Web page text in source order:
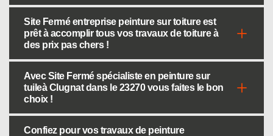
Site Fermé entreprise peinture sur toiture est
prêt à accomplir tous vos travaux de toiture à
des prix pas chers !
Avec Site Fermé spécialiste en peinture sur
tuileà Clugnat dans le 23270 vous faites le bon
choix !
Confiez pour vos travaux de peinture